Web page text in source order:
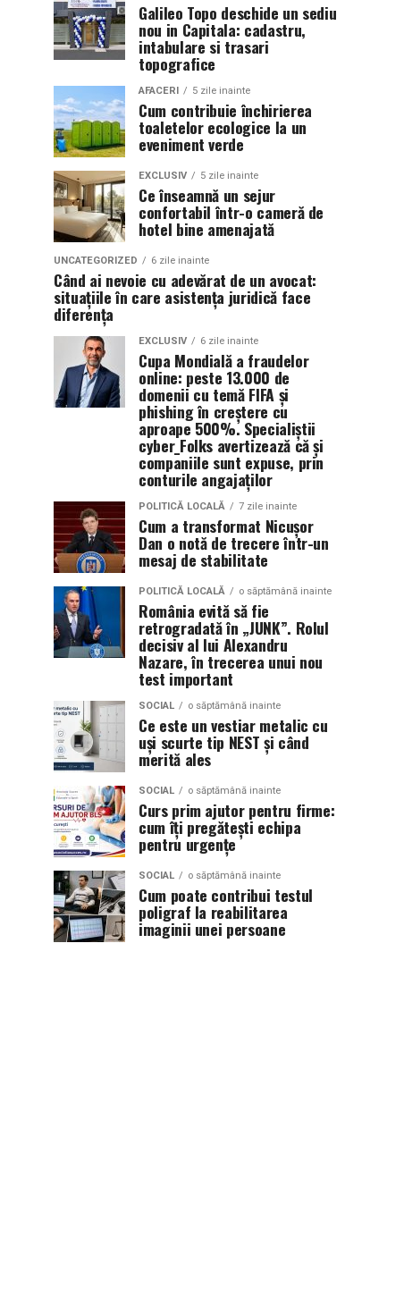
Galileo Topo deschide un sediu
nou in Capitala: cadastru,
intabulare si trasari
topografice
AFACERI 5 zile inainte
Cum contribuie închirierea
toaletelor ecologice la un
eveniment verde
EXCLUSIV 5 zile inainte
Ce înseamnă un sejur
confortabil într-o cameră de
hotel bine amenajată
UNCATEGORIZED 6 zile inainte
Când ai nevoie cu adevărat de un avocat:
situațiile în care asistența juridică face
diferența
EXCLUSIV 6 zile inainte
Cupa Mondială a fraudelor
online: peste 13.000 de
domenii cu temă FIFA și
phishing în creștere cu
aproape 500%. Specialiștii
cyber_Folks avertizează că și
companiile sunt expuse, prin
conturile angajaților
POLITICĂ LOCALĂ 7 zile inainte
Cum a transformat Nicușor
Dan o notă de trecere într-un
mesaj de stabilitate
POLITICĂ LOCALĂ o săptămână inainte
România evită să fie
retrogradată în „JUNK”. Rolul
decisiv al lui Alexandru
Nazare, în trecerea unui nou
test important
SOCIAL o săptămână inainte
Ce este un vestiar metalic cu
uși scurte tip NEST și când
merită ales
SOCIAL o săptămână inainte
Curs prim ajutor pentru firme:
cum îți pregătești echipa
pentru urgențe
SOCIAL o săptămână inainte
Cum poate contribui testul
poligraf la reabilitarea
imaginii unei persoane